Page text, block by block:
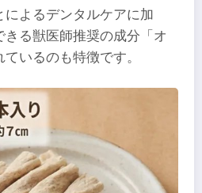
によるデンタルケアに加
きる獣医師推奨の成分「オ
いるのも特徴です。